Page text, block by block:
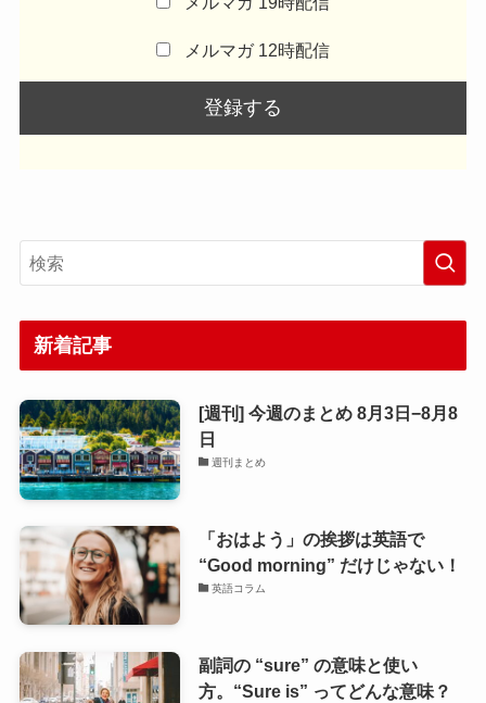
メルマガ 12時配信
新着記事
[週刊] 今週のまとめ 8月3日−8月8
日
週刊まとめ
「おはよう」の挨拶は英語で
“Good morning” だけじゃない！
英語コラム
副詞の “sure” の意味と使い
方。“Sure is” ってどんな意味？